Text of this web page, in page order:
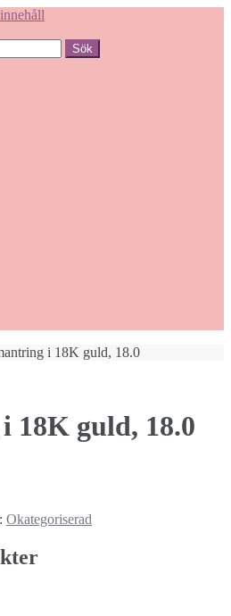
Sök
i 18K guld, 18.0
18K guld, 18.0
Okategoriserad